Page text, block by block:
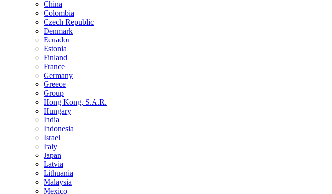
China
Colombia
Czech Republic
Denmark
Ecuador
Estonia
Finland
France
Germany
Greece
Group
Hong Kong, S.A.R.
Hungary
India
Indonesia
Israel
Italy
Japan
Latvia
Lithuania
Malaysia
Mexico